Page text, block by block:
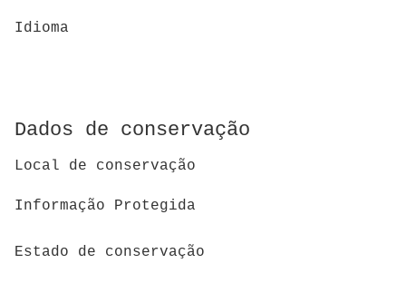
Idioma
Dados de conservação
Local de conservação
Informação Protegida
Estado de conservação